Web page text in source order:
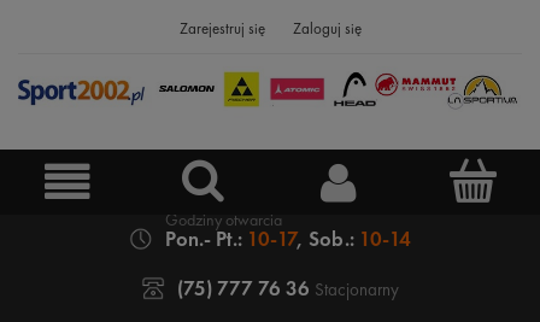
Zarejestruj się Zaloguj się
Pon.- Pt.: 10-17, Sob.: 10-14
(75) 777 76 36 Stacjonarny